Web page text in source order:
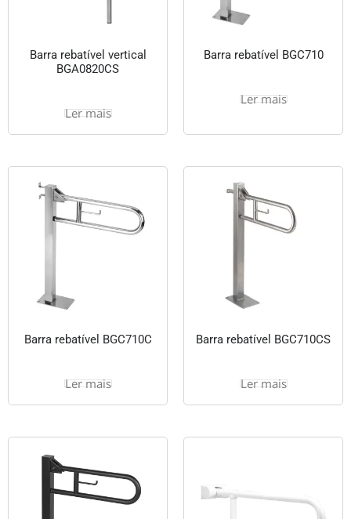
Barra rebatível vertical
BGA0820CS
Ler mais
Barra rebatível BGC710
Ler mais
Barra rebatível BGC710C
Ler mais
Barra rebatível BGC710CS
Ler mais